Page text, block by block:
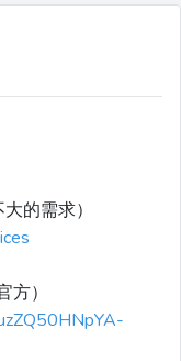
的需求）
）